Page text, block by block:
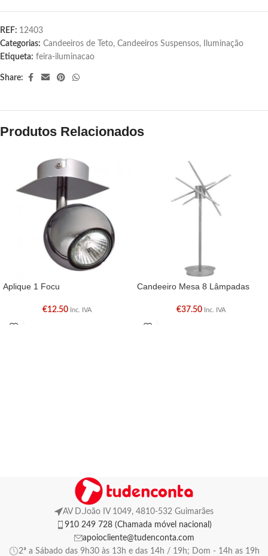
REF: 12403
Categorias: Candeeiros de Teto, Candeeiros Suspensos,
Iluminação
Etiqueta: feira-iluminacao
Share:
Produtos Relacionados
Aplique 1 Focu
€12.50 Inc. IVA
Candeeiro Mesa 8 Lâmpadas
€37.50 Inc. IVA
AV D.João IV 1049, 4810-532 Guimarães
910 249 728 (Chamada móvel nacional)
apoiocliente@tudenconta.com
2ª a Sábado das 9h30 às 13h e das 14h / 19h; Dom - 14h as 19h